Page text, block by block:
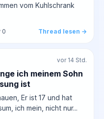
vom Kuhlschrank
0 Thread lesen →
vor 14 Std.
ich meinem Sohn
ist
Er ist 17 und hat
ich mein, nicht nur...